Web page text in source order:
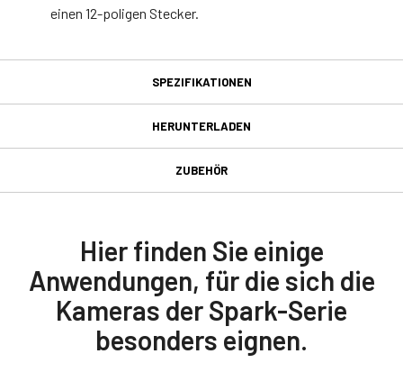
einen 12-poligen Stecker.
SPEZIFIKATIONEN
Spezifikationen
Area Scan
Farbe / Mono
HERUNTERLADEN
Manual - SP-5000-PMCL
Datasheet - SP-5000-PMCL
ZUBEHÖR
poliger weiblicher
Eingangs-/Ausgangsstecker
GPIO & Stromversorgung 12-poliger weiblicher
Eingangs-/Ausgangsstecker und Kabel mit fliegenden Anschlüssen.
Hier finden Sie einige
Anwendungen, für die sich die
Kameras der Spark-Serie
besonders eignen.